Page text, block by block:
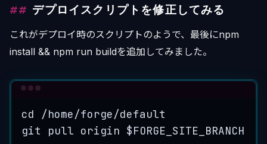
デプロイスクリプトを修正してみる
これがデプロイ時のスクリプトのようで、最後にnpm
install && npm run buildを追加してみました。
cd
/home/forge/default
git
pull origin $FORGE_SITE_BRANCH